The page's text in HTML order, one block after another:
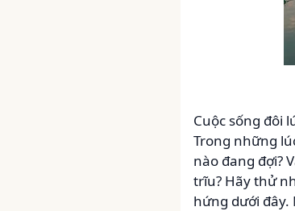
Cuộc sống đôi
Trong những
nào đang đợi?
trĩu? Hãy thử
hứng dưới đây.